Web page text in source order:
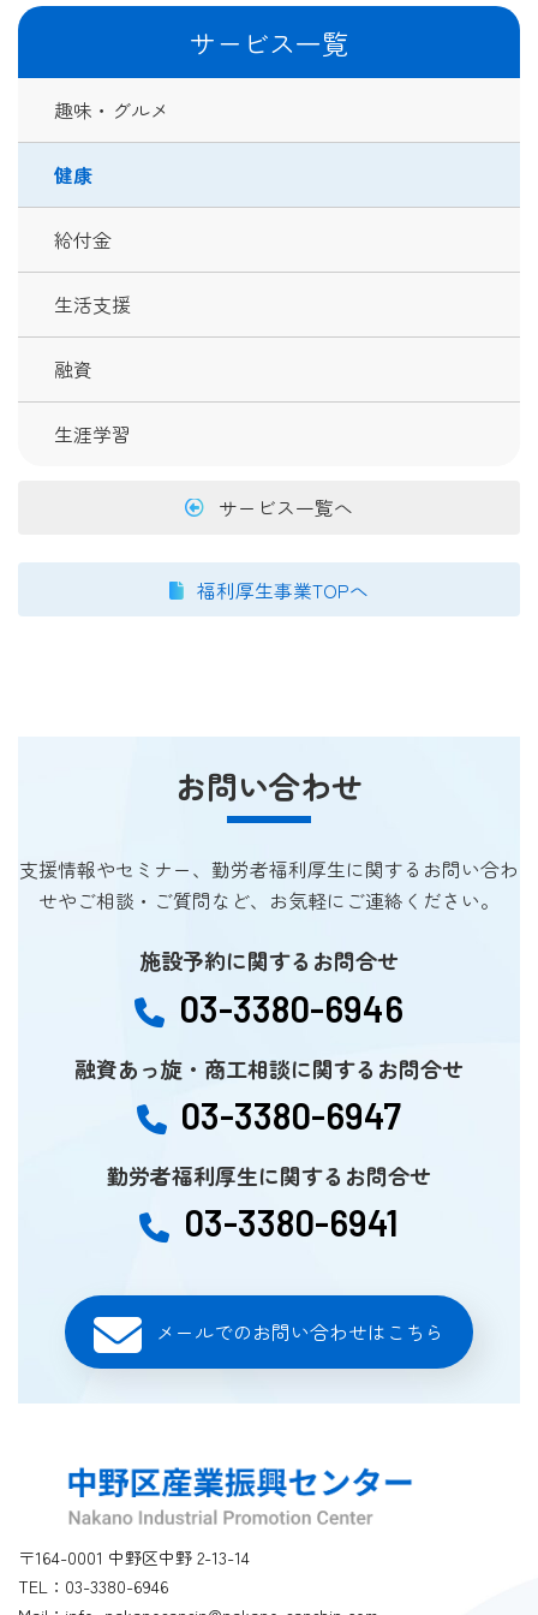
サービス一覧
趣味・グルメ
健康
給付金
生活支援
融資
生涯学習
サービス一覧へ
福利厚生事業TOPへ
お問い合わせ
支援情報やセミナー、勤労者福利厚生に関するお問い合わ
せやご相談・ご質問など、お気軽にご連絡ください。
施設予約に関するお問合せ
03-3380-6946
融資あっ旋・商工相談に関するお問合せ
03-3380-6947
勤労者福利厚生に関するお問合せ
03-3380-6941
メールでのお問い合わせはこちら
〒164-0001 中野区中野 2-13-14
TEL：03-3380-6946